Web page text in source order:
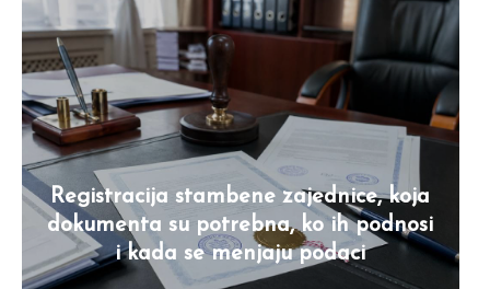
Registracija stambene zajednice, koja
dokumenta su potrebna, ko ih podnosi
i kada se menjaju podaci